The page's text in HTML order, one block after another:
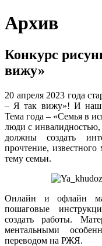
Архив
Конкурс
вижу»
20 апреля 2023 года
– Я так вижу»! И наш
Тема года – «Семья в
люди с инвалидностью,
должны создать
прочтение, известного
тему семьи.
Онлайн и офлайн
пошаговые
создать работы.
ментальными
переводом на РЖЯ.